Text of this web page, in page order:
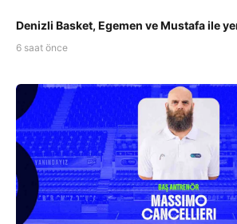
Denizli Basket, Egemen ve Mustafa ile
6 saat önce